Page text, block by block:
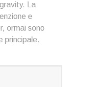
La
e
ormai sono
principale.